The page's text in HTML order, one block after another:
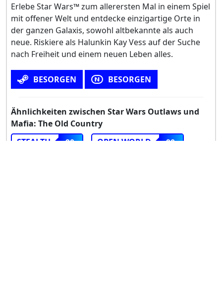
Erlebe Star Wars™ zum allerersten Mal in einem Spiel
mit offener Welt und entdecke einzigartige Orte in
der ganzen Galaxis, sowohl altbekannte als auch
neue. Riskiere als Halunkin Kay Vess auf der Suche
nach Freiheit und einem neuen Leben alles.
BESORGEN BESORGEN
Ähnlichkeiten zwischen Star Wars Outlaws und
Mafia: The Old Country
STEALTH
90 OPEN WORLD
90